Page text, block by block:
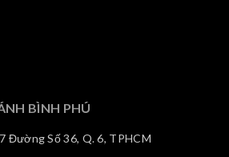
BÌNH PHÚ
Đường Số 36, Q. 6, TPHCM